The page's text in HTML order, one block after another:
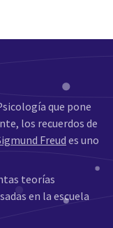
que pone
los recuerdos de
Freud es uno
teorías
en la escuela